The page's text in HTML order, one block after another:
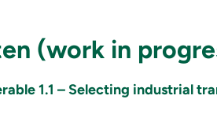
(work in
1.1 – Selecting industrial